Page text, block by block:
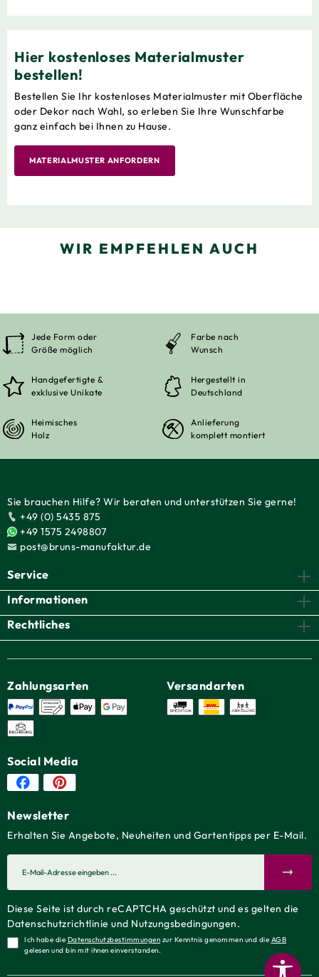
Hier kostenloses Materialmuster
bestellen!
Bestellen Sie Ihr kostenloses Materialmuster mit Oberfläche
oder Dekor nach Wahl, so erleben Sie Ihre Wunschfarbe
ganz einfach bei Ihnen zu Hause.
MATERIALMUSTER ANFORDERN
WIR EMPFEHLEN AUCH
Jede Form oder
Größe möglich
Farbe nach
Wunsch
Handgefertigte &
exklusive Unikate
Hergestellt in
Deutschland
Heimisches
Holz
Anlieferung
komplett montiert
Sie brauchen Hilfe? Wir beraten und unterstützen Sie gerne!
+49 (0) 5435 875
+49 1575 2498807
post@bruns-manufaktur.de
Service
Informationen
Rechtliches
Zahlungsarten Versandarten
Social Media
Newsletter
Erhalten Sie Angebote, Neuheiten und Gartentipps per E-Mail.
Diese Seite ist durch reCAPTCHA geschützt und es gelten die
Datenschutzrichtlinie und Nutzungsbedingungen.
Ich habe die Datenschutzbestimmungen zur Kenntnis genommen und die AGB
gelesen und bin mit ihnen einverstanden.